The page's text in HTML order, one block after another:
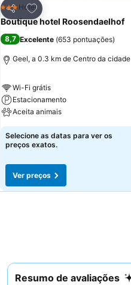
Partilhar
Adicionar aos favoritos
3 Estrelas
Hotel
Boutique hotel Roosendaelhof
8,7 Excelente (653 pontuações)
Geel, a 0.3 km de Centro da cidade
Wi-Fi grátis
Estacionamento
Aceita animais
Selecione as datas para ver os
preços exatos.
Ver preços
Resumo de avaliações